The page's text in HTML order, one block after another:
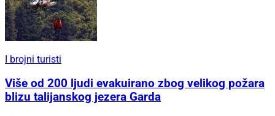
I brojni turisti
Više od 200 ljudi evakuirano zbog velikog požara
blizu talijanskog jezera Garda